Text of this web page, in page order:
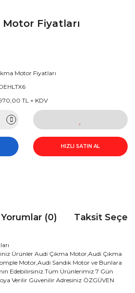
Motor Fiyatları
Motor Fiyatları
TL + KDV
HIZLI SATIN AL
Yorumlar (0) Taksit
Ürünler Audi Çıkma Motor,Audi Çıkma
Motor,Audi Sandık Motor ve Bunlara
Edebilirsiniz.Tüm Ürünlerimiz 7 Gün
Verilir Güvenilir Adresiniz ÖZGÜVEN